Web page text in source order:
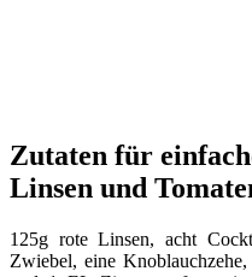
Zutaten für
Linsen und
125g rote Linsen, acht
Zwiebel, eine